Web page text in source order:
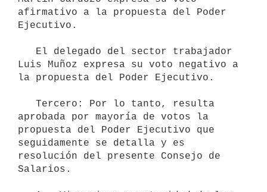
afirmativo a la propuesta del Poder
Ejecutivo.
Luis Muñoz expresa su voto negativo a
la propuesta del Poder Ejecutivo.
aprobada por mayoría de votos la
propuesta del Poder Ejecutivo que
seguidamente se detalla y es
resolución del presente Consejo de
Salarios.